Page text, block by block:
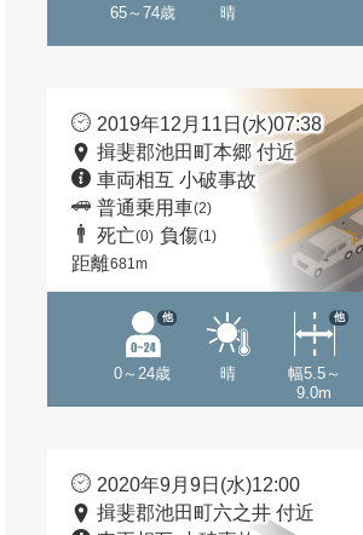
65～74歳 晴
2019年12月11日(水)07:38
揖斐郡池田町本郷 付近
車両相互 小破事故
普通乗用車(2)
死亡(0) 負傷(1)
距離681m
0～24歳
他
晴
幅5.5～
9.0m
他
2020年9月9日(水)12:00
揖斐郡池田町六之井 付近